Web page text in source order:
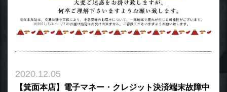
2020.12.05
【箕面本店】電子マネー・クレジット決済端末故障中